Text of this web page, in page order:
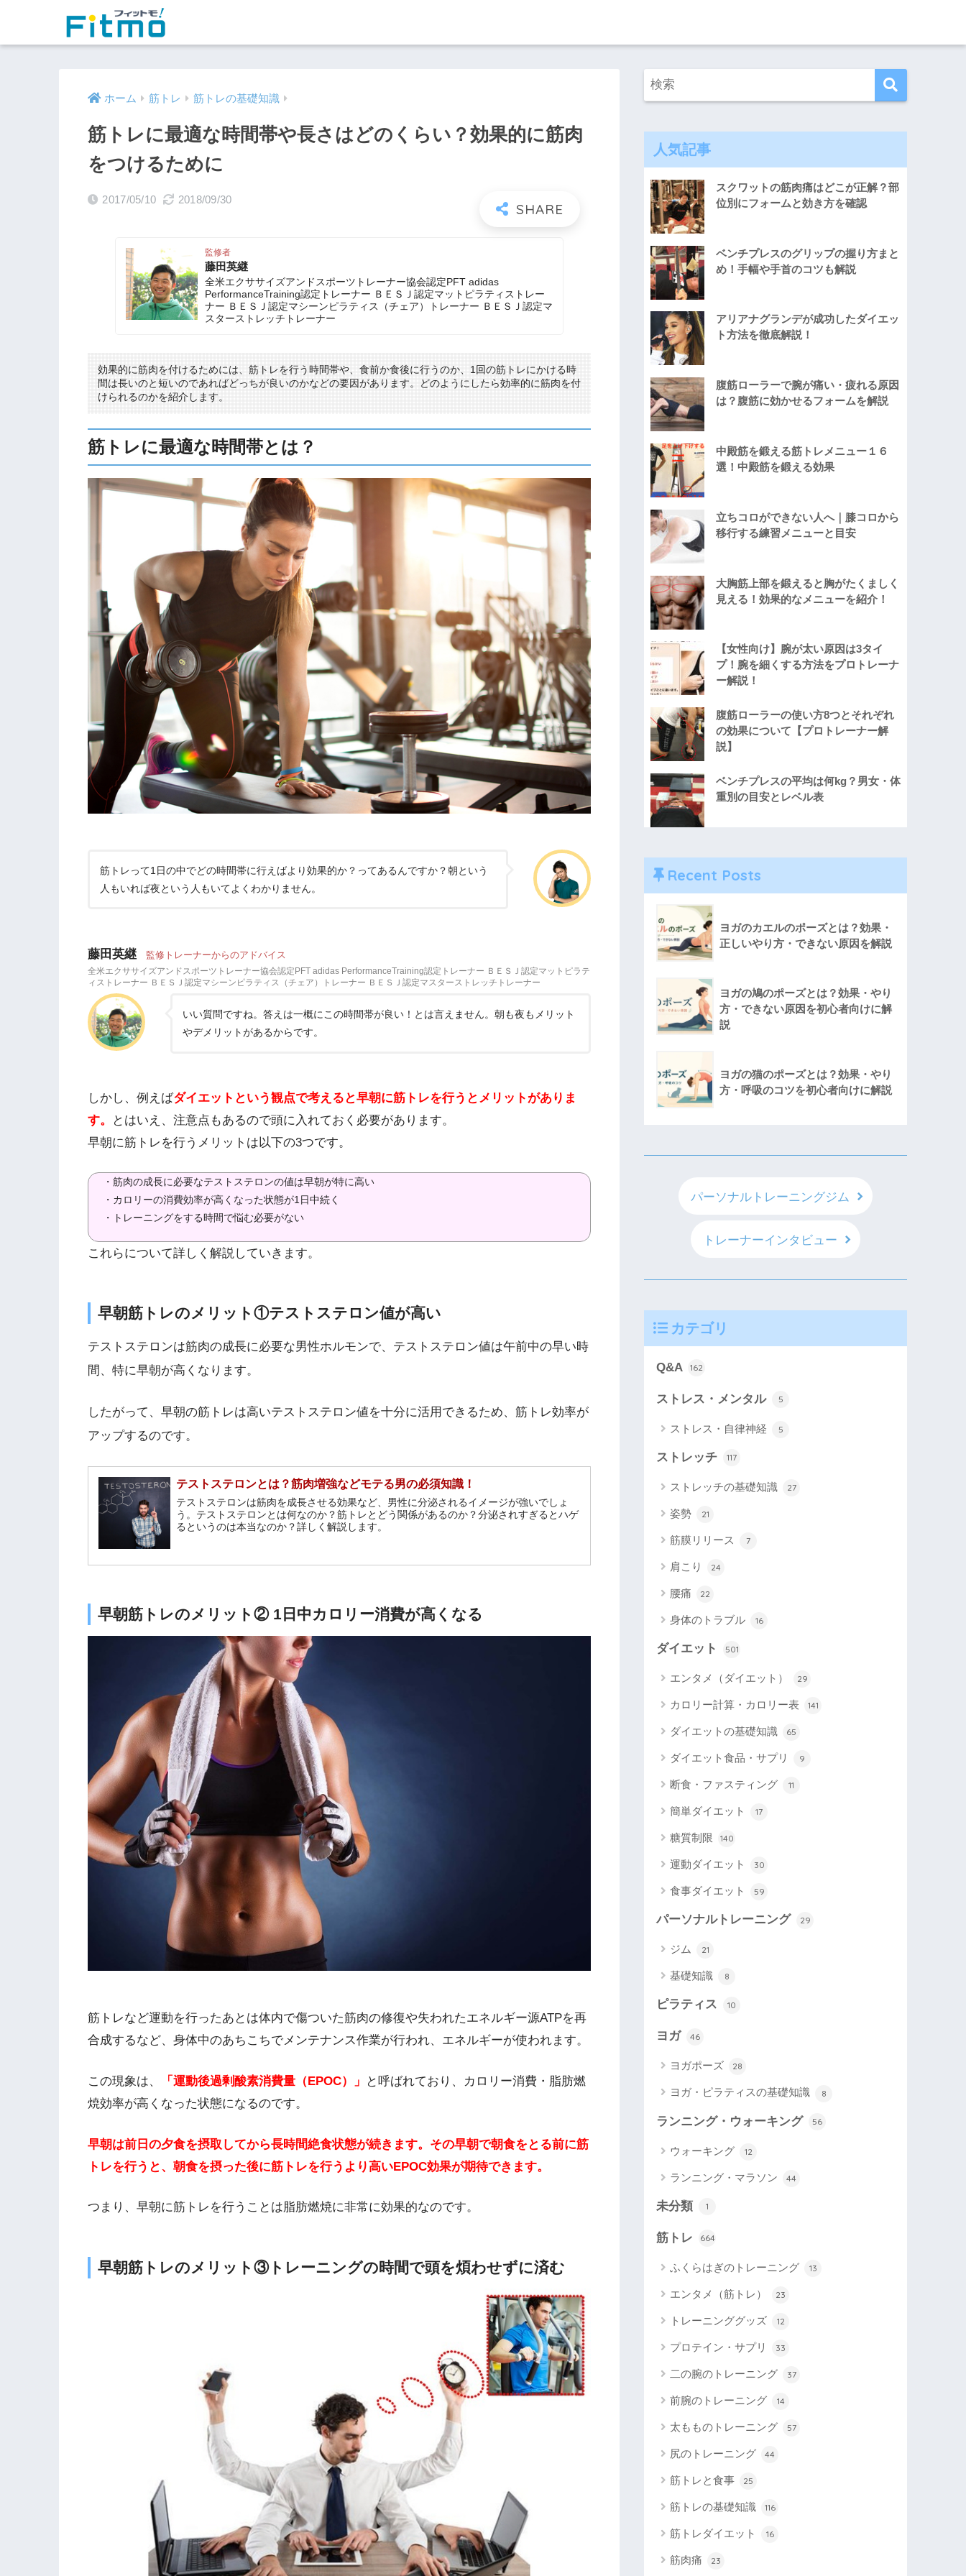
ホーム 筋トレ 筋トレの基礎知識
筋トレに最適な時間帯や長さはどのくらい？効果的に筋肉
をつけるために
2017/05/10 2018/09/30
監修者
藤田英継
全米エクササイズアンドスポーツトレーナー協会認定PFT adidas
PerformanceTraining認定トレーナー ＢＥＳＪ認定マットピラティストレー
ナー ＢＥＳＪ認定マシーンピラティス（チェア）トレーナー ＢＥＳＪ認定マ
スターストレッチトレーナー
効果的に筋肉を付けるためには、筋トレを行う時間帯や、食前か食後に行うのか、1回の筋トレにかける時
間は長いのと短いのであればどっちが良いのかなどの要因があります。どのようにしたら効率的に筋肉を付
けられるのかを紹介します。
筋トレに最適な時間帯とは？
筋トレって1日の中でどの時間帯に行えばより効果的か？ってあるんですか？朝という
人もいれば夜という人もいてよくわかりません。
藤田英継 監修トレーナーからのアドバイス
全米エクササイズアンドスポーツトレーナー協会認定PFT adidas PerformanceTraining認定トレーナー ＢＥＳＪ認定マットピラテ
ィストレーナー ＢＥＳＪ認定マシーンピラティス（チェア）トレーナー ＢＥＳＪ認定マスターストレッチトレーナー
いい質問ですね。答えは一概にこの時間帯が良い！とは言えません。朝も夜もメリット
やデメリットがあるからです。
しかし、例えばダイエットという観点で考えると早朝に筋トレを行うとメリットがありま
す。
とはいえ、注意点もあるので頭に入れておく必要があります。
早朝に筋トレを行うメリットは以下の3つです。
・筋肉の成長に必要なテストステロンの値は早朝が特に高い
・カロリーの消費効率が高くなった状態が1日中続く
・トレーニングをする時間で悩む必要がない
これらについて詳しく解説していきます。
早朝筋トレのメリット①テストステロン値が高い
テストステロンは筋肉の成長に必要な男性ホルモンで、テストステロン値は午前中の早い時
間、特に早朝が高くなります。
したがって、早朝の筋トレは高いテストステロン値を十分に活用できるため、筋トレ効率が
アップするのです。
テストステロンとは？筋肉増強などモテる男の必須知識！
テストステロンは筋肉を成長させる効果など、男性に分泌されるイメージが強いでしょ
う。テストステロンとは何なのか？筋トレとどう関係があるのか？分泌されすぎるとハゲ
るというのは本当なのか？詳しく解説します。
早朝筋トレのメリット② 1日中カロリー消費が高くなる
筋トレなど運動を行ったあとは体内で傷ついた筋肉の修復や失われたエネルギー源ATPを再
合成するなど、身体中のあちこちでメンテナンス作業が行われ、エネルギーが使われます。
この現象は、 「運動後過剰酸素消費量（EPOC）」
と呼ばれており、カロリー消費・脂肪燃
焼効率が高くなった状態になるのです。
早朝は前日の夕食を摂取してから長時間絶食状態が続きます。その早朝で朝食をとる前に筋
トレを行うと、朝食を摂った後に筋トレを行うより高いEPOC効果が期待できます。
つまり、早朝に筋トレを行うことは脂肪燃焼に非常に効果的なのです。
早朝筋トレのメリット③トレーニングの時間で頭を煩わせずに済む
人気記事
スクワットの筋肉痛はどこが正解？部
位別にフォームと効き方を確認
ベンチプレスのグリップの握り方まと
め！手幅や手首のコツも解説
アリアナグランデが成功したダイエッ
ト方法を徹底解説！
腹筋ローラーで腕が痛い・疲れる原因
は？腹筋に効かせるフォームを解説
中殿筋を鍛える筋トレメニュー１６
選！中殿筋を鍛える効果
立ちコロができない人へ｜膝コロから
移行する練習メニューと目安
大胸筋上部を鍛えると胸がたくましく
見える！効果的なメニューを紹介！
【女性向け】腕が太い原因は3タイ
プ！腕を細くする方法をプロトレーナ
ー解説！
腹筋ローラーの使い方8つとそれぞれ
の効果について【プロトレーナー解
説】
ベンチプレスの平均は何kg？男女・体
重別の目安とレベル表
Recent Posts
ヨガのカエルのポーズとは？効果・
正しいやり方・できない原因を解説
ヨガの鳩のポーズとは？効果・やり
方・できない原因を初心者向けに解
説
ヨガの猫のポーズとは？効果・やり
方・呼吸のコツを初心者向けに解説
パーソナルトレーニングジム
トレーナーインタビュー
カテゴリ
Q&A 162
ストレス・メンタル 5
ストレス・自律神経 5
ストレッチ 117
ストレッチの基礎知識 27
姿勢 21
筋膜リリース 7
肩こり 24
腰痛 22
身体のトラブル 16
ダイエット 501
エンタメ（ダイエット） 29
カロリー計算・カロリー表 141
ダイエットの基礎知識 65
ダイエット食品・サプリ 9
断食・ファスティング 11
簡単ダイエット 17
糖質制限 140
運動ダイエット 30
食事ダイエット 59
パーソナルトレーニング 29
ジム 21
基礎知識 8
ピラティス 10
ヨガ 46
ヨガポーズ 28
ヨガ・ピラティスの基礎知識 8
ランニング・ウォーキング 56
ウォーキング 12
ランニング・マラソン 44
未分類 1
筋トレ 664
ふくらはぎのトレーニング 13
エンタメ（筋トレ） 23
トレーニンググッズ 12
プロテイン・サプリ 33
二の腕のトレーニング 37
前腕のトレーニング 14
太もものトレーニング 57
尻のトレーニング 44
筋トレと食事 25
筋トレの基礎知識 116
筋トレダイエット 16
筋肉痛 23